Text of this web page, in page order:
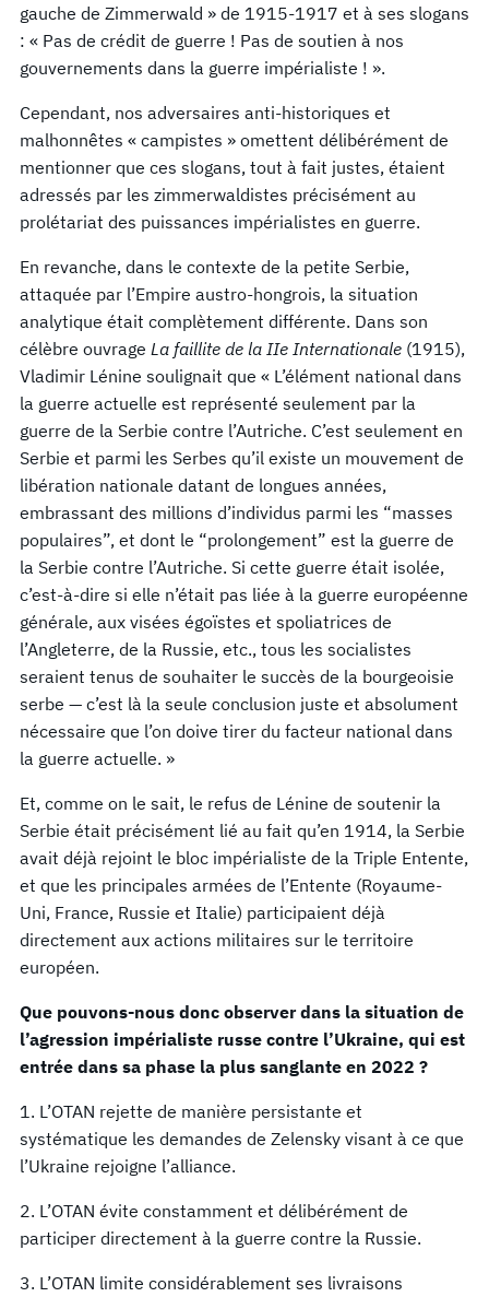
gauche de Zimmerwald » de 1915-1917 et à ses slogans
: « Pas de crédit de guerre ! Pas de soutien à nos
gouvernements dans la guerre impérialiste ! ».
Cependant, nos adversaires anti-historiques et
malhonnêtes « campistes » omettent délibérément de
mentionner que ces slogans, tout à fait justes, étaient
adressés par les zimmerwaldistes précisément au
prolétariat des puissances impérialistes en guerre.
En revanche, dans le contexte de la petite Serbie,
attaquée par l’Empire austro-hongrois, la situation
analytique était complètement différente. Dans son
célèbre ouvrage La faillite de la IIe Internationale (1915),
Vladimir Lénine soulignait que « L’élément national dans
la guerre actuelle est représenté seulement par la
guerre de la Serbie contre l’Autriche. C’est seulement en
Serbie et parmi les Serbes qu’il existe un mouvement de
libération nationale datant de longues années,
embrassant des millions d’individus parmi les “masses
populaires”, et dont le “prolongement” est la guerre de
la Serbie contre l’Autriche. Si cette guerre était isolée,
c’est-à-dire si elle n’était pas liée à la guerre européenne
générale, aux visées égoïstes et spoliatrices de
l’Angleterre, de la Russie, etc., tous les socialistes
seraient tenus de souhaiter le succès de la bourgeoisie
serbe — c’est là la seule conclusion juste et absolument
nécessaire que l’on doive tirer du facteur national dans
la guerre actuelle. »
Et, comme on le sait, le refus de Lénine de soutenir la
Serbie était précisément lié au fait qu’en 1914, la Serbie
avait déjà rejoint le bloc impérialiste de la Triple Entente,
et que les principales armées de l’Entente (Royaume-
Uni, France, Russie et Italie) participaient déjà
directement aux actions militaires sur le territoire
européen.
Que pouvons-nous donc observer dans la situation de
l’agression impérialiste russe contre l’Ukraine, qui est
entrée dans sa phase la plus sanglante en 2022 ?
1. L’OTAN rejette de manière persistante et
systématique les demandes de Zelensky visant à ce que
l’Ukraine rejoigne l’alliance.
2. L’OTAN évite constamment et délibérément de
participer directement à la guerre contre la Russie.
3. L’OTAN limite considérablement ses livraisons